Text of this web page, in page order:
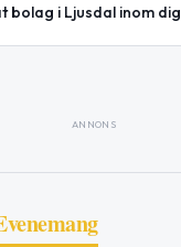
bolag i Ljusdal inom
ANNONS